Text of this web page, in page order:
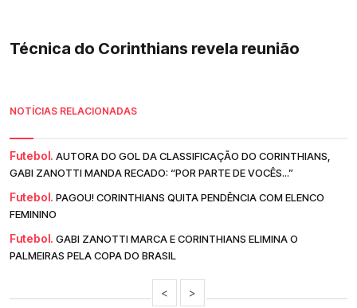
Técnica do Corinthians revela reunião
NOTÍCIAS RELACIONADAS
Futebol. AUTORA DO GOL DA CLASSIFICAÇÃO DO CORINTHIANS,
GABI ZANOTTI MANDA RECADO: “POR PARTE DE VOCÊS...”
Futebol. PAGOU! CORINTHIANS QUITA PENDÊNCIA COM ELENCO
FEMININO
Futebol. GABI ZANOTTI MARCA E CORINTHIANS ELIMINA O
PALMEIRAS PELA COPA DO BRASIL
< >